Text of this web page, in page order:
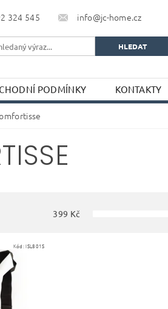
324 545 info@jc-home.cz
PODMÍNKY KONTAKTY
399 Kč
Kód:ISL801S